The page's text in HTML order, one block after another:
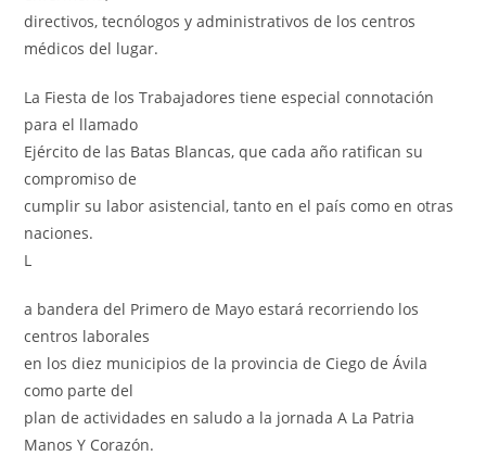
directivos, tecnólogos y administrativos de los centros
médicos del lugar.
La Fiesta de los Trabajadores tiene especial connotación
para el llamado
Ejército de las Batas Blancas, que cada año ratifican su
compromiso de
cumplir su labor asistencial, tanto en el país como en otras
naciones.
L
a bandera del Primero de Mayo estará recorriendo los
centros laborales
en los diez municipios de la provincia de Ciego de Ávila
como parte del
plan de actividades en saludo a la jornada A La Patria
Manos Y Corazón.